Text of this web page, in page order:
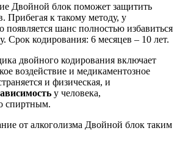
Двойной блок поможет защитить
Прибегая к такому методу, у
появляется шанс полностью избавиться
Срок кодирования: 6 месяцев – 10 лет.
двойного кодирования включает
воздействие и медикаментозное
и физическая, и
у человека,
спиртным.
от алкоголизма Двойной блок таким